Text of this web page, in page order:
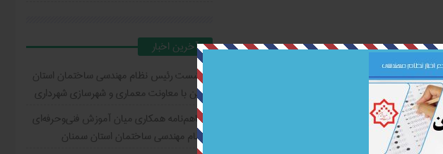
آخرين اخبار
نشست رئیس نظام مهندسی ساختمان استان
قزوین با معاونت معماری و شهرسازی شهرداری
تفاهم‌نامه همکاری میان آموزش فنی‌وحرفه‌ای
و نظام مهندسی ساختمان استان سمنان